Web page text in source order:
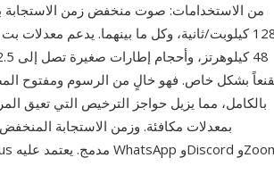
بالكامل، مما يزيل حواجز الترخيص التي